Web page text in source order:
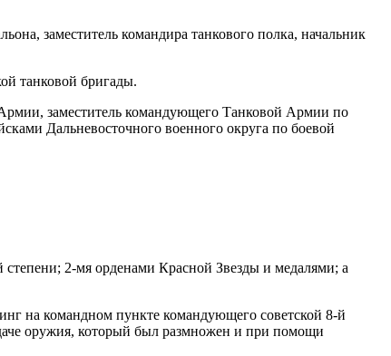
заместитель командира танкового полка, начальник
танковой бригады.
заместитель командующего Танковой Армии по
Дальневосточного военного округа по боевой
2-мя орденами Красной Звезды и медалями; а
на командном пункте командующего советской 8-й
оружия, который был размножен и при помощи